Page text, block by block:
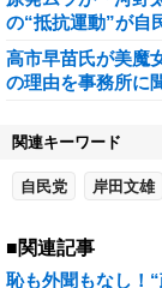
の“抵抗運動”が自
高市早苗氏が美魔
の理由を事務所に
関連キーワード
自民党 岸田文雄
■関連記事
恥も外聞もなし！